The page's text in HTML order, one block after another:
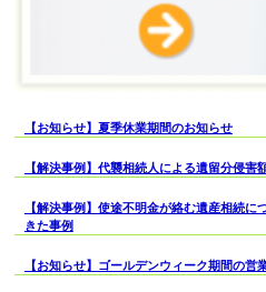
【お知らせ】夏季休業期間のお知らせ
【解決事例】代襲相続人による遺留分侵害
【解決事例】使途不明金が絡む遺産相続
きた事例
【お知らせ】ゴールデンウィーク期間の営